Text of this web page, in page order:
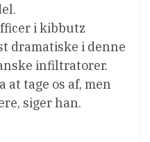
i kibbutz
dramatiske i denne
infiltratorer.
at tage os af, men
siger han.